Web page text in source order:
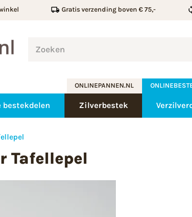
Gratis verzending boven € 75,-
ONLINEPANNEN.NL
bestekdelen Zilverbestek
Tafellepel